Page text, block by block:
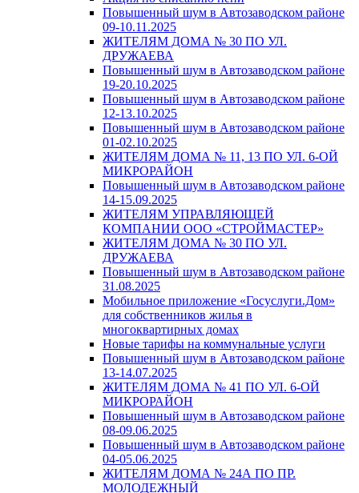
Повышенный шум в Автозаводском районе
09-10.11.2025
ЖИТЕЛЯМ ДОМА № 30 ПО УЛ.
ДРУЖАЕВА
Повышенный шум в Автозаводском районе
19-20.10.2025
Повышенный шум в Автозаводском районе
12-13.10.2025
Повышенный шум в Автозаводском районе
01-02.10.2025
ЖИТЕЛЯМ ДОМА № 11, 13 ПО УЛ. 6-ОЙ
МИКРОРАЙОН
Повышенный шум в Автозаводском районе
14-15.09.2025
ЖИТЕЛЯМ УПРАВЛЯЮЩЕЙ
КОМПАНИИ ООО «СТРОЙМАСТЕР»
ЖИТЕЛЯМ ДОМА № 30 ПО УЛ.
ДРУЖАЕВА
Повышенный шум в Автозаводском районе
31.08.2025
Мобильное приложение «Госуслуги.Дом»
для собственников жилья в
многоквартирных домах
Новые тарифы на коммунальные услуги
Повышенный шум в Автозаводском районе
13-14.07.2025
ЖИТЕЛЯМ ДОМА № 41 ПО УЛ. 6-ОЙ
МИКРОРАЙОН
Повышенный шум в Автозаводском районе
08-09.06.2025
Повышенный шум в Автозаводском районе
04-05.06.2025
ЖИТЕЛЯМ ДОМА № 24А ПО ПР.
МОЛОДЕЖНЫЙ